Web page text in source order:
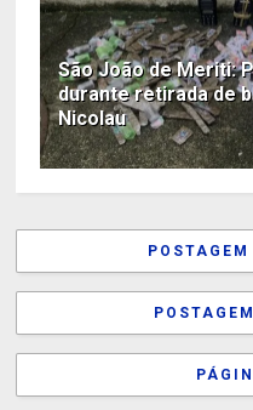
São João de Meriti:
durante retirada de
Nicolau